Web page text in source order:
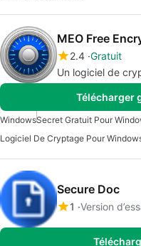
MEO Free
2.4 Gratuit
Un logiciel de
Télécharger
WindowsSecret Gratuit Pour
Logiciel De Cryptage Pour
Secure Doc
1 Version